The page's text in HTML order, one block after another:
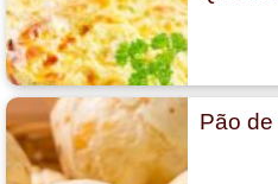
Pão de